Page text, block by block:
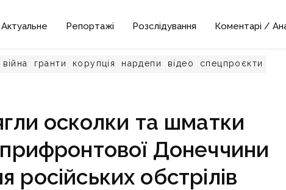
Актуальне Репортажі Розслідування Коментарі /
війна гранти корупція нардепи відео спецпроєкти
осколки та шматки
Донеччини
російських обстрілів